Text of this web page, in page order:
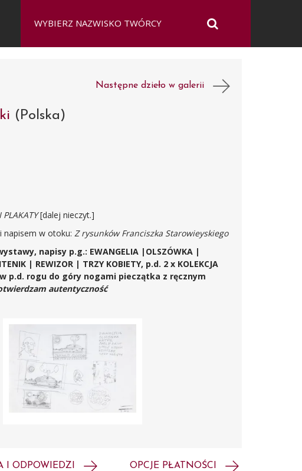
Następne dzieło w galerii
(Polska)
PLAKATY[dalej nieczyt.]
napisem w otoku:Z rysunków Franciszka Starowieyskiego
napisy p.g.: EWANGELIA |OLSZÓWKA |
| REWIZOR | TRZY KOBIETY, p.d. 2 x KOLEKCJA
w p.d. rogu do góry nogami pieczątka z ręcznym
autentyczność
I ODPOWIEDZI OPCJE PŁATNOŚCI